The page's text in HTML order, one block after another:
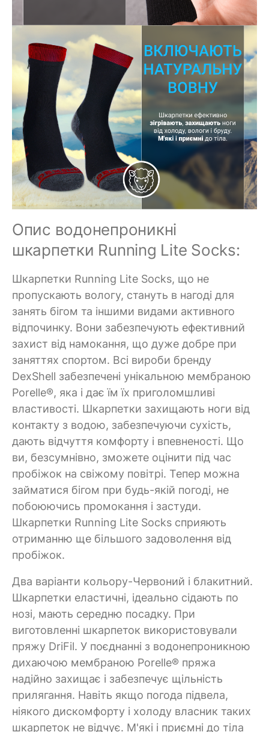
Опис водонепроникні
шкарпетки Running Lite Socks:
Шкарпетки Running Lite Socks, що не
пропускають вологу, стануть в нагоді для
занять бігом та іншими видами активного
відпочинку. Вони забезпечують ефективний
захист від намокання, що дуже добре при
заняттях спортом. Всі вироби бренду
DexShell забезпечені унікальною мембраною
Porelle®, яка і дає їм їх приголомшливі
властивості. Шкарпетки захищають ноги від
контакту з водою, забезпечуючи сухість,
дають відчуття комфорту і впевненості. Що
ви, безсумнівно, зможете оцінити під час
пробіжок на свіжому повітрі. Тепер можна
займатися бігом при будь-якій погоді, не
побоюючись промокання і застуди.
Шкарпетки Running Lite Socks сприяють
отриманню ще більшого задоволення від
пробіжок.
Два варіанти кольору-Червоний і блакитний.
Шкарпетки еластичні, ідеально сідають по
нозі, мають середню посадку. При
виготовленні шкарпеток використовували
пряжу DriFil. У поєднанні з водонепроникною
дихаючою мембраною Porelle® пряжа
надійно захищає і забезпечує щільність
прилягання. Навіть якщо погода підвела,
ніякого дискомфорту і холоду власник таких
шкарпеток не відчує. М'які і приємні до тіла